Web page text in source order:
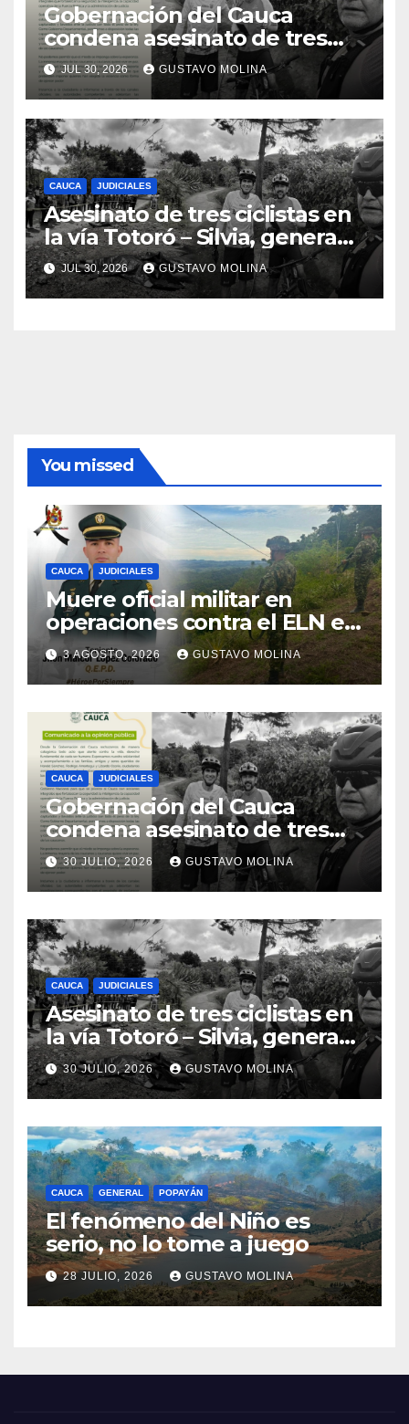
Gobernación del Cauca
condena asesinato de tres
ciudadanos y exige medidas
urgentes al Gobierno
Nacional
JUL 30, 2026 GUSTAVO MOLINA
CAUCA JUDICIALES
Asesinato de tres ciclistas en
la vía Totoró – Silvia, genera
consternación en el Cauca
JUL 30, 2026 GUSTAVO MOLINA
You missed
CAUCA JUDICIALES
Muere oficial militar en
operaciones contra el ELN en
el sur del Cauca
3 AGOSTO, 2026 GUSTAVO MOLINA
CAUCA JUDICIALES
Gobernación del Cauca
condena asesinato de tres
ciudadanos y exige medidas
urgentes al Gobierno
Nacional
30 JULIO, 2026 GUSTAVO MOLINA
CAUCA JUDICIALES
Asesinato de tres ciclistas en
la vía Totoró – Silvia, genera
consternación en el Cauca
30 JULIO, 2026 GUSTAVO MOLINA
CAUCA GENERAL POPAYÁN
El fenómeno del Niño es
serio, no lo tome a juego
28 JULIO, 2026 GUSTAVO MOLINA